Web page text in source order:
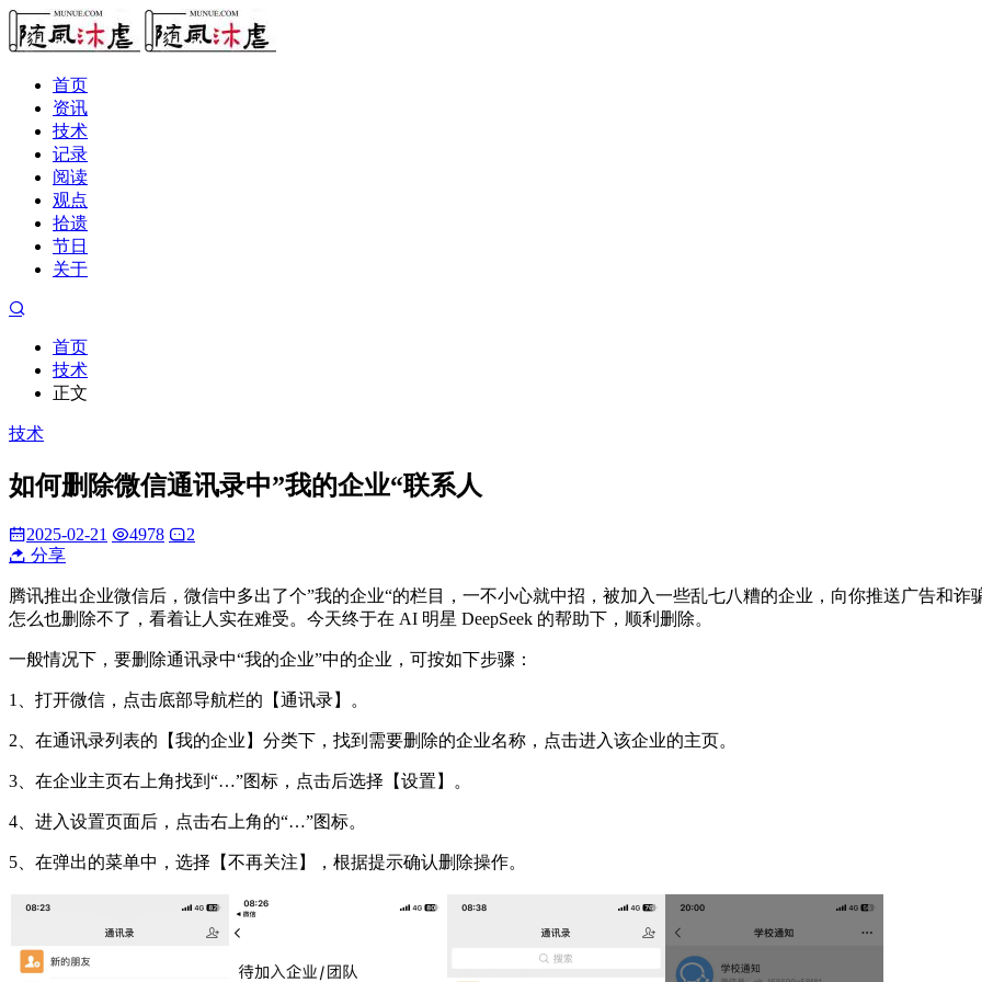
首页
资讯
技术
记录
阅读
观点
拾遗
节日
关于
首页
技术
正文
技术
如何删除微信通讯录中”我的企业“联系人
2025-02-21 4978
2
分享
腾讯推出企业微信后，微信中多出了个”我的企业“的栏目，一不小心就中招，被加入一些乱七八糟的企业，向你推送广告和
怎么也删除不了，看着让人实在难受。今天终于在 AI 明星 DeepSeek 的帮助下，顺利删除。
一般情况下，要删除通讯录中“我的企业”中的企业，可按如下步骤：
1‌、打开微信‌，点击底部导航栏的【通讯录】‌。
2、在通讯录列表的【我的企业】分类下，找到需要删除的企业名称，点击进入该企业的主页‌。
3、在企业主页右上角找到“‌…‌”图标，点击后选择【设置】‌。
4、进入设置页面后，点击右上角的“‌…‌”图标‌。
5、在弹出的菜单中，选择【不再关注】，根据提示确认删除操作‌。